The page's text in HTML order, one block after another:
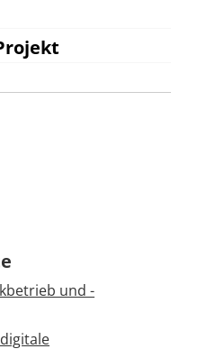
und -